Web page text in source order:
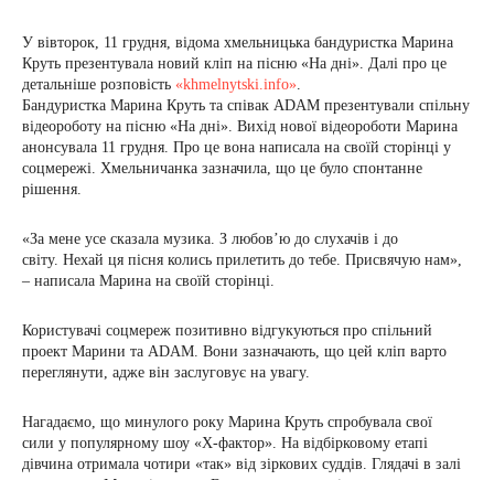
У вівторок, 11 грудня, відома хмельницька бандуристка Марина
Круть презентувала новий кліп на пісню «На дні». Далі про це
детальніше розповість «khmelnytski.info».
Бандуристка Марина Круть та співак ADAM презентували спільну
відеороботу на пісню «На дні». Вихід нової відеороботи Марина
анонсувала 11 грудня. Про це вона написала на своїй сторінці у
соцмережі. Хмельничанка зазначила, що це було спонтанне
рішення.
«За мене усе сказала музика. З любов’ю до слухачів і до
світу. Нехай ця пісня колись прилетить до тебе. Присвячую нам»,
– написала Марина на своїй сторінці.
Користувачі соцмереж позитивно відгукуються про спільний
проект Марини та ADAM. Вони зазначають, що цей кліп варто
переглянути, адже він заслуговує на увагу.
Нагадаємо, що минулого року Марина Круть спробувала свої
сили у популярному шоу «Х-фактор». На відбірковому етапі
дівчина отримала чотири «так» від зіркових суддів. Глядачі в залі